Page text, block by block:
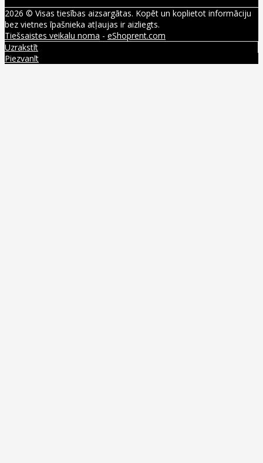
2026 © Visas tiesības aizsargātas. Kopēt un koplietot informāciju
bez vietnes īpašnieka atļaujas ir aizliegts.
Tiešsaistes veikalu noma - eShoprent.com
Uzrakstīt
Piezvanīt